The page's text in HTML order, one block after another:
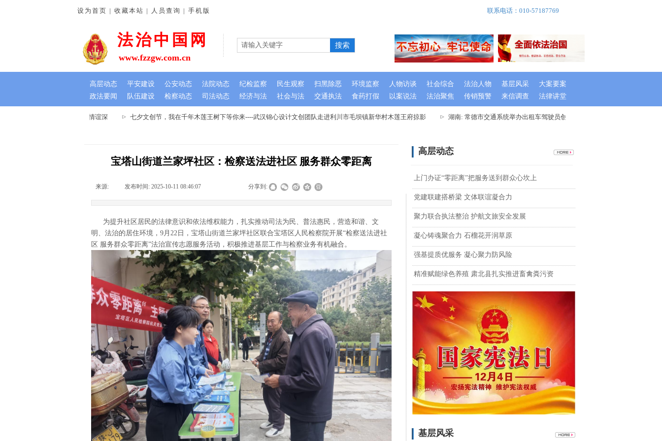
：排忧解难暖民心 锦旗虽小情谊深 七夕文创节，我在千年木莲王树下等你来----武汉锦心设计文创团队走进利川市毛坝镇新华村木莲王府掠影 湖南: 常德市交通系统举办出租车驾驶员创文专题培训班
法治中国网
政法要闻 队伍建设 检察动态 司法动态 经济与法 社会与法 交通执法 食药打假 以案说法 法治聚焦 传销预警 来信调查 法律讲堂
设为首页 | 收藏本站 | 人员查询 | 手机版 联系电话：010-57187769
搜索
www.fzzgw.com.cn
高层动态 平安建设 公安动态 法院动态 纪检监察 民生观察 扫黑除恶 环境监察 人物访谈 社会综合 法治人物 基层风采 大案要案
高层动态
宝塔山街道兰家坪社区：检察送法进社区 服务群众零距离
来源: 发布时间: 2025-10-11 08:46:07 分享到:
为提升社区居民的法律意识和依法维权能力，扎实推动司法为民、普法惠民，营造和谐、文
明、法治的居住环境，9月22日，宝塔山街道兰家坪社区联合宝塔区人民检察院开展“检察送法进社
区 服务群众零距离”法治宣传志愿服务活动，积极推进基层工作与检察业务有机融合。
上门办证“零距离”把服务送到群众心坎上
党建联建搭桥梁 文体联谊凝合力
聚力联合执法整治 护航文旅安全发展
凝心铸魂聚合力 石榴花开润草原
强基提质优服务 凝心聚力防风险
精准赋能绿色养殖 肃北县扎实推进畜禽粪污资
基层风采